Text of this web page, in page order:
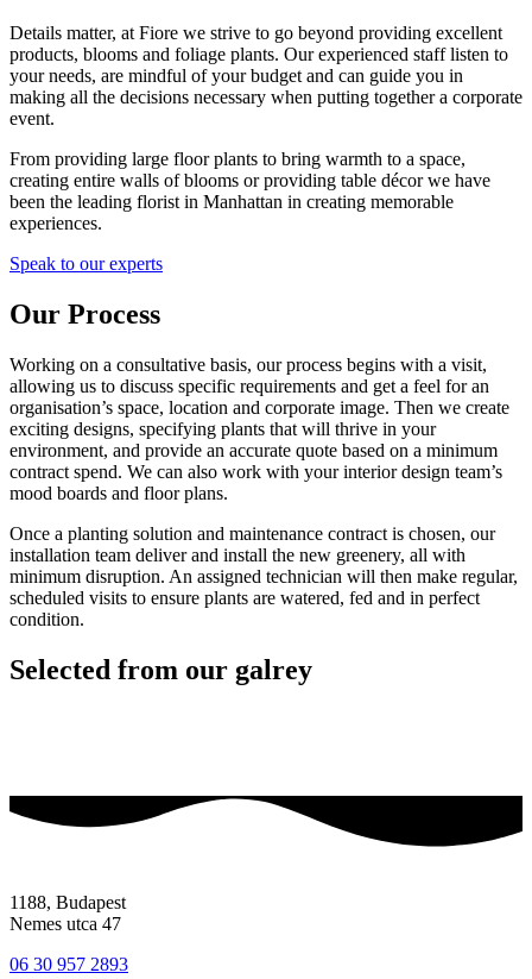
Details matter, at Fiore we strive to go beyond providing excellent
products, blooms and foliage plants. Our experienced staff listen to
your needs, are mindful of your budget and can guide you in
making all the decisions necessary when putting together a corporate
event.
From providing large floor plants to bring warmth to a space,
creating entire walls of blooms or providing table décor we have
been the leading florist in Manhattan in creating memorable
experiences.
Speak to our experts
Our Process
Working on a consultative basis, our process begins with a visit,
allowing us to discuss specific requirements and get a feel for an
organisation’s space, location and corporate image. Then we create
exciting designs, specifying plants that will thrive in your
environment, and provide an accurate quote based on a minimum
contract spend. We can also work with your interior design team’s
mood boards and floor plans.
Once a planting solution and maintenance contract is chosen, our
installation team deliver and install the new greenery, all with
minimum disruption. An assigned technician will then make regular,
scheduled visits to ensure plants are watered, fed and in perfect
condition.
Selected from our galrey
1188, Budapest
Nemes utca 47
06 30 957 2893